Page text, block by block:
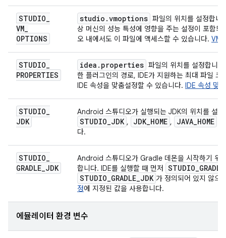
STUDIO_
VM_
OPTIONS
studio .vmoptions 파일의 위치를 설정합니
상 머신의 성능 특성에 영향을 주는 설정이 포함
오 내에서도 이 파일에 액세스할 수 있습니다. VM
STUDIO_
PROPERTIES
idea . properties 파일의 위치를 설정합니
한 플러그인의 경로, IDE가 지원하는 최대 파일
IDE 속성을 맞춤설정할 수 있습니다. IDE 속성 맞
STUDIO_
JDK
Android 스튜디오가 실행되는 JDK의 위치를 설
STUDIO_JDK , JDK_HOME , JAVA_HOME
다.
STUDIO_
GRADLE_JDK
Android 스튜디오가 Gradle 데몬을 시작하기 위
합니다. IDE를 실행할 때 먼저 STUDIO_GRADLE
STUDIO_GRADLE_JDK 가 정의되어 있지 않으
정에 지정된 값을 사용합니다.
에뮬레이터 환경 변수